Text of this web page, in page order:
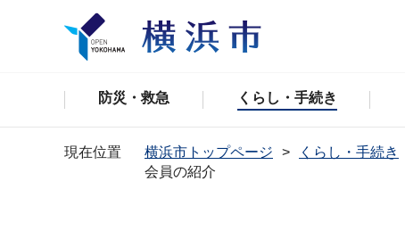
防災・救急 くらし・手続き
現在位置 横浜市トップページ くらし・手続き
会員の紹介